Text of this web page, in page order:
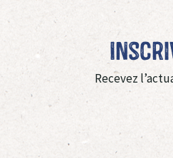
Recevez